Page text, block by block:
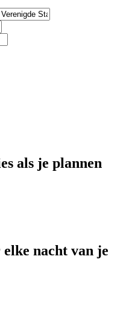
als je plannen
nacht van je